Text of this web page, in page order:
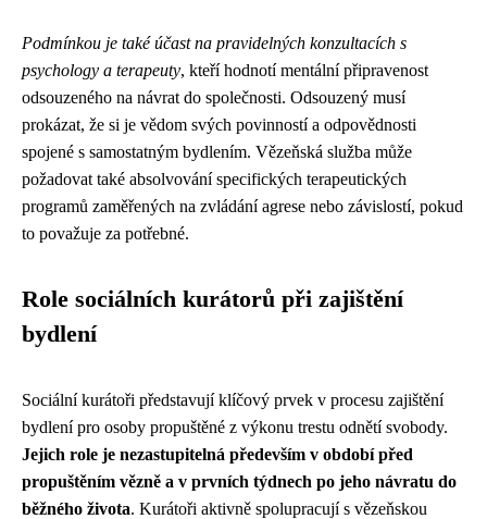
Podmínkou je také účast na pravidelných konzultacích s
psychology a terapeuty, kteří hodnotí mentální připravenost
odsouzeného na návrat do společnosti. Odsouzený musí
prokázat, že si je vědom svých povinností a odpovědnosti
spojené s samostatným bydlením. Vězeňská služba může
požadovat také absolvování specifických terapeutických
programů zaměřených na zvládání agrese nebo závislostí, pokud
to považuje za potřebné.
Role sociálních kurátorů při zajištění
bydlení
Sociální kurátoři představují klíčový prvek v procesu zajištění
bydlení pro osoby propuštěné z výkonu trestu odnětí svobody.
Jejich role je nezastupitelná především v období před
propuštěním vězně a v prvních týdnech po jeho návratu do
běžného života. Kurátoři aktivně spolupracují s vězeňskou